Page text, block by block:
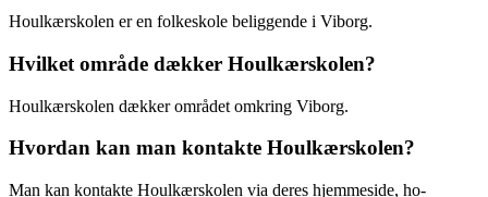
Houlkærskolen er en folkeskole beliggende i Viborg.
Hvilket område dækker Houlkærskolen?
Houlkærskolen dækker området omkring Viborg.
Hvordan kan man kontakte Houlkærskolen?
Man kan kontakte Houlkærskolen via deres hjemmeside, ho-